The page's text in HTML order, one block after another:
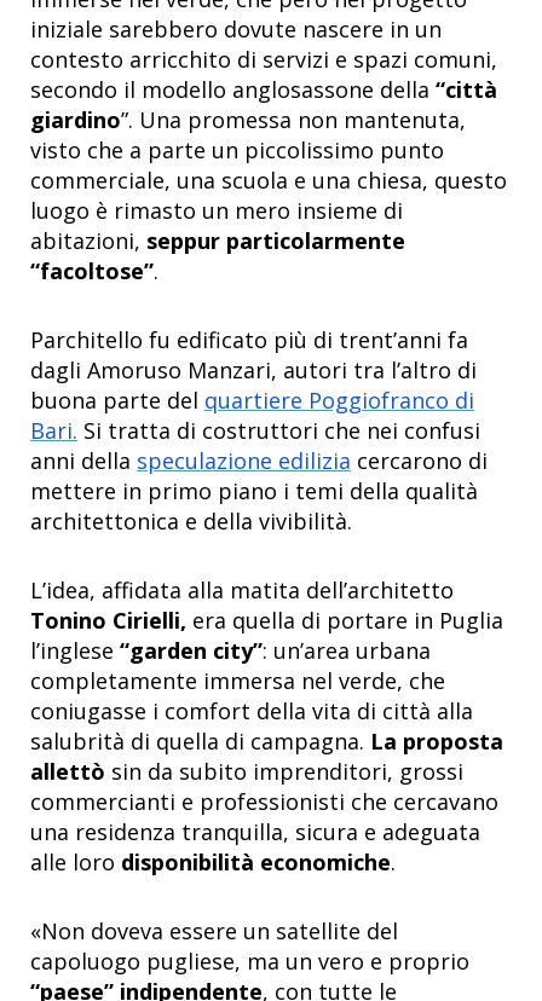
iniziale sarebbero dovute nascere in un
contesto arricchito di servizi e spazi comuni,
secondo il modello anglosassone della “città
giardino”. Una promessa non mantenuta,
visto che a parte un piccolissimo punto
commerciale, una scuola e una chiesa, questo
luogo è rimasto un mero insieme di
abitazioni, seppur particolarmente
“facoltose”.
Parchitello fu edificato più di trent’anni fa
dagli Amoruso Manzari, autori tra l’altro di
buona parte del quartiere Poggiofranco di
Bari. Si tratta di costruttori che nei confusi
anni della speculazione edilizia cercarono di
mettere in primo piano i temi della qualità
architettonica e della vivibilità.
L’idea, affidata alla matita dell’architetto
Tonino Cirielli, era quella di portare in Puglia
l’inglese “garden city”: un’area urbana
completamente immersa nel verde, che
coniugasse i comfort della vita di città alla
salubrità di quella di campagna. La proposta
allettò sin da subito imprenditori, grossi
commercianti e professionisti che cercavano
una residenza tranquilla, sicura e adeguata
alle loro disponibilità economiche.
«Non doveva essere un satellite del
capoluogo pugliese, ma un vero e proprio
“paese” indipendente, con tutte le